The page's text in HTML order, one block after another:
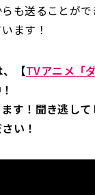
も送ることがで
ます！
【TVアニメ「
す！聞き逃し
い！